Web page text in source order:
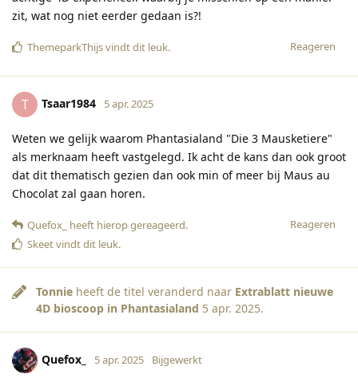
zit, wat nog niet eerder gedaan is?!
Reageren
ThemeparkThijsvindt dit leuk.
T Tsaar1984 5 apr. 2025
Weten we gelijk waarom Phantasialand "Die 3 Mausketiere"
als merknaam heeft vastgelegd. Ik acht de kans dan ook groot
dat dit thematisch gezien dan ook min of meer bij Maus au
Chocolat zal gaan horen.
Reageren
Quefox_ heeft hierop gereageerd.
Skeetvindt dit leuk.
Tonnie heeft de titel veranderd naar Extrablatt nieuwe
4D bioscoop in Phantasialand 5 apr. 2025.
Quefox_ 5 apr. 2025 Bijgewerkt